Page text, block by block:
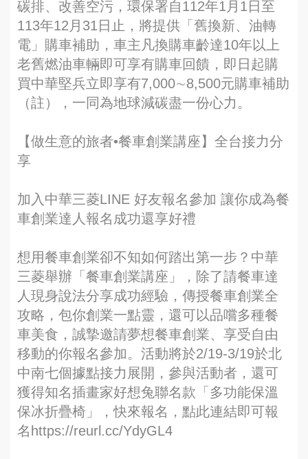
碳排、改善空污，環保署自112年1月1日至
113年12月31日止，將提供「舊換新、油轉
電」購車補助，車主凡換購車齡達10年以上
老舊燃油車輛即可享有購車回饋，即日起購
買中華堅兵立即享有7,000∼8,500元購車補助
（註），一同為地球減碳盡一份心力。
【做生意的旅者•餐車創業講座】全台接力分
享
加入中華三菱LINE 好友報名參加 讓你成為餐
車創業達人報名成功還享好禮
想用餐車創業卻不知如何踏出第一步？中華
三菱舉辦「餐車創業講座」，除了請餐車達
人現身說法分享成功經驗，傳授餐車創業全
攻略，包你創業一點靈，還可以品嚐多種餐
車美食，誠摯邀請夢想餐車創業、享受自由
移動的你報名參加。活動將於2/19-3/19於北
中南七個據點接力展開，參與活動者，還可
獲得知名插畫家好想兔聯名款「多功能保溫
保冰折疊椅」，快來報名，點此連結即可報
名https://reurl.cc/YdyGL4